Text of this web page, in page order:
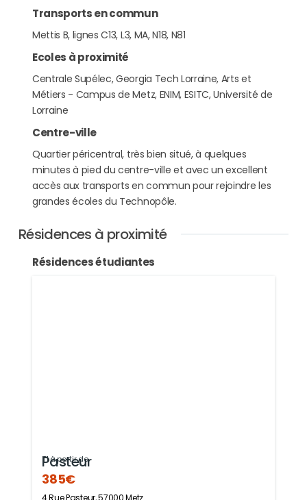
Transports en commun
Mettis B, lignes C13, L3, MA, N18, N81
Ecoles à proximité
Centrale Supélec, Georgia Tech Lorraine, Arts et
Métiers - Campus de Metz, ENIM, ESITC, Université de
Lorraine
Centre-ville
Quartier péricentral, très bien situé, à quelques
minutes à pied du centre-ville et avec un excellent
accès aux transports en commun pour rejoindre les
grandes écoles du Technopôle.
Résidences à proximité
Résidences étudiantes
Pasteur
385€
T1 à partir de
4 Rue Pasteur, 57000 Metz